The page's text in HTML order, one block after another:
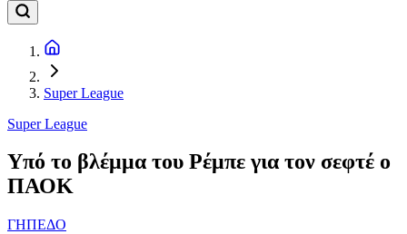
Super League
Super League
Υπό το βλέμμα του Ρέμπε για τον σεφτέ ο
ΠΑΟΚ
ΓΗΠΕΔΟ